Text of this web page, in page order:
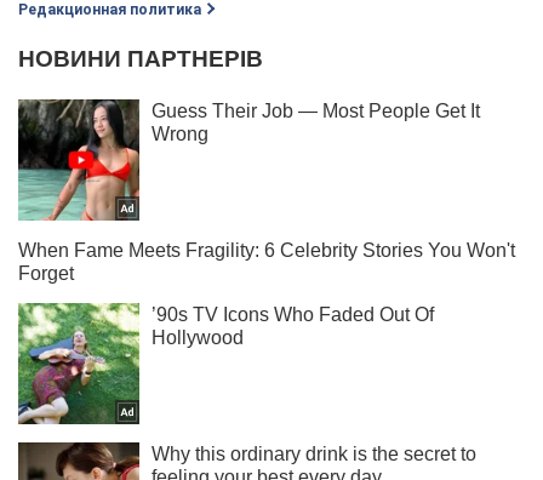
Редакционная политика